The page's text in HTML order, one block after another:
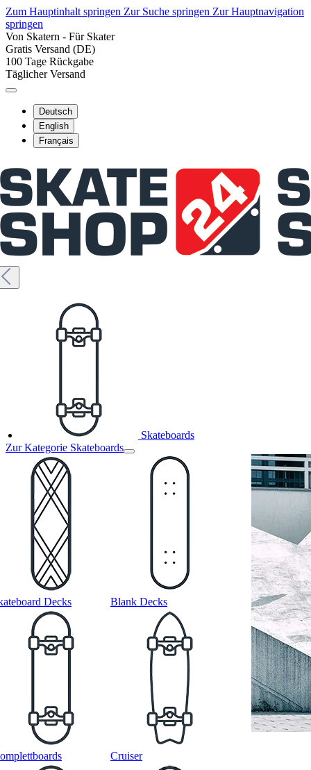
Zum Hauptinhalt springen Zur Suche springen Zur Hauptnavigation
springen
Von Skatern - Für Skater
Gratis Versand (DE)
100 Tage Rückgabe
Täglicher Versand
Deutsch
English
Français
Skateboards
Zur Kategorie Skateboards
Decks Blank Decks
Cruiser